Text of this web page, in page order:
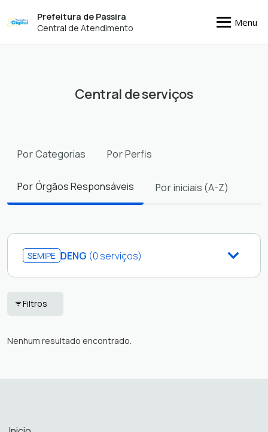
Prefeitura de Passira
Central de Atendimento
Menu
Central de serviços
PorCategorias PorPerfis
PorÓrgãos Responsáveis Poriniciais (A-Z)
SEMIPE DENG (0 serviços)
Nenhum resultado encontrado.
Filtros
Nenhum resultado encontrado.